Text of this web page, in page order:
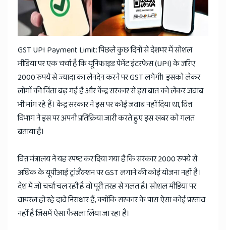
GST UPI Payment Limit: पिछले कुछ दिनों से देशभर में सोशल
मीडिया पर एक चर्चा है कि यूनिफाइड पेमेंट इंटरफेस (UPI) के जरिए
2000 रुपये से ज्यादा का लेनदेन करने पर GST लगेगी। इसको लेकर
लोगों की चिंता बढ़ गई है और केंद्र सरकार से इस बात को लेकर जवाब
भी मांग रहे हैं। केंद्र सरकार ने इस पर कोई जवाब नहीं दिया था, वित्त
विभाग ने इस पर अपनी प्रतिक्रिया जारी करते हुए इस खबर को गलत
बताया है।
वित्त मंत्रालय ने यह स्पष्ट कर दिया गया है कि सरकार 2000 रुपये से
अधिक के यूपीआई ट्रांजैक्शन पर GST लगाने की कोई योजना नहीं है।
देश में जो चर्चा चल रही है वो पूरी तरह से गलत है। सोशल मीडिया पर
वायरल हो रहे दावे निराधार हैं, क्योंकि सरकार के पास ऐसा कोई प्रस्ताव
नहीं है जिसमें ऐसा फैसला लिया जा रहा है।